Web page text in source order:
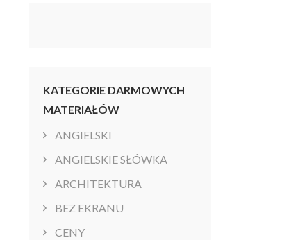
KATEGORIE DARMOWYCH
MATERIAŁÓW
ANGIELSKI
ANGIELSKIE SŁÓWKA
ARCHITEKTURA
BEZ EKRANU
CENY